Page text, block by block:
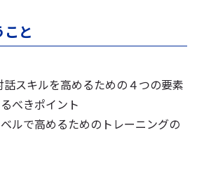
こと
スキルを高めるための４つの要素
べきポイント
ルで高めるためのトレーニングの